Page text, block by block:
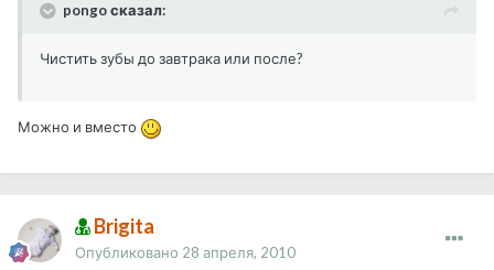
pongo сказал:
Чистить зубы до завтрака или после?
Можно и вместо
Brigita
Опубликовано 28 апреля, 2010